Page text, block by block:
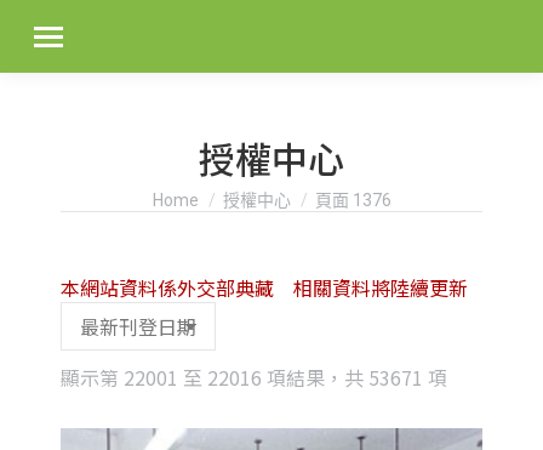
授權中心
You are here:
Home 授權中心 頁面 1376
顯示第 22001 至 22016 項結果，共 53671 項
latest
本網站資料係外交部典藏 相關資料將陸續更新